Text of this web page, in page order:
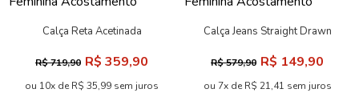
Calça Reta Acetinada
R$ 719,90 R$ 359,90
ou 10x de R$ 35,99 sem juros
Calça Jeans Straight Drawn
R$ 579,90 R$ 149,90
ou 7x de R$ 21,41 sem juros